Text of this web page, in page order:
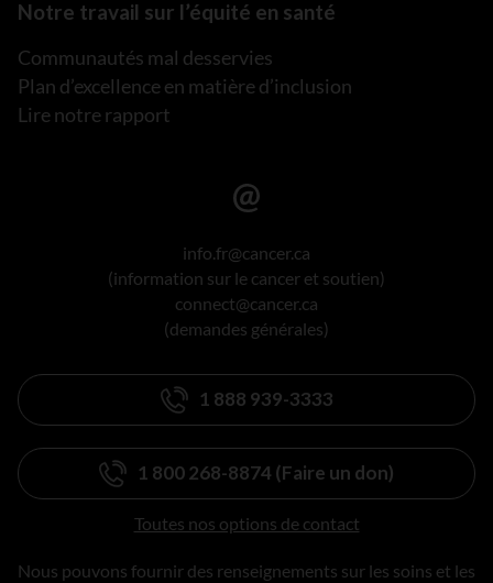
Notre travail sur l’équité en santé
Communautés mal desservies
Plan d’excellence en matière d’inclusion
Lire notre rapport
info.fr@cancer.ca
(information sur le cancer et soutien)
connect@cancer.ca
(demandes générales)
1 888 939-3333
1 800 268-8874 (Faire un don)
Toutes nos options de contact
Nous pouvons fournir des renseignements sur les soins et les